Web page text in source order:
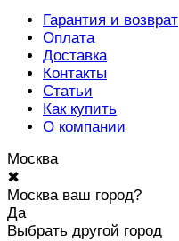
Гарантия и возврат
Оплата
Доставка
Контакты
Статьи
Как купить
О компании
Москва
✖
Москва ваш город?
Да
Выбрать другой город